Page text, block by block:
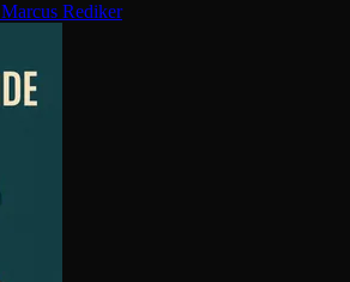
Marcus Rediker